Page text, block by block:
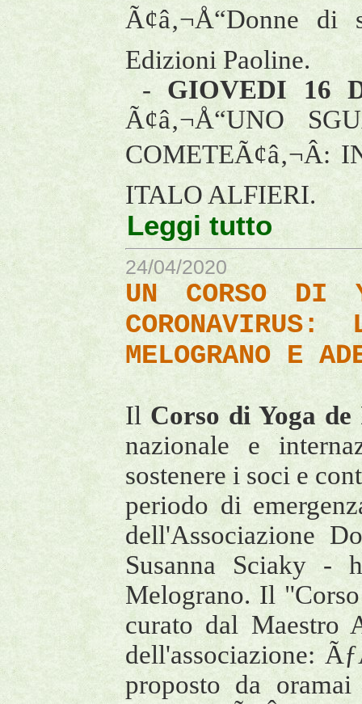
Ã¢â‚¬Å“Donne di
Edizioni Paoline.
- GIOVEDI 16
Ã¢â‚¬Å“UNO
COMETEÃ¢â‚¬Â:
ITALO ALFIERI.
Leggi tutto
24/04/2020
UN CORSO DI
MELOGRANO E
Il Corso di Yoga
nazionale e
sostenere i soci e
periodo di
dell'Associazione
Susanna Sciaky -
Melograno. Il
curato dal Maestro
dell'associazione:
proposto da